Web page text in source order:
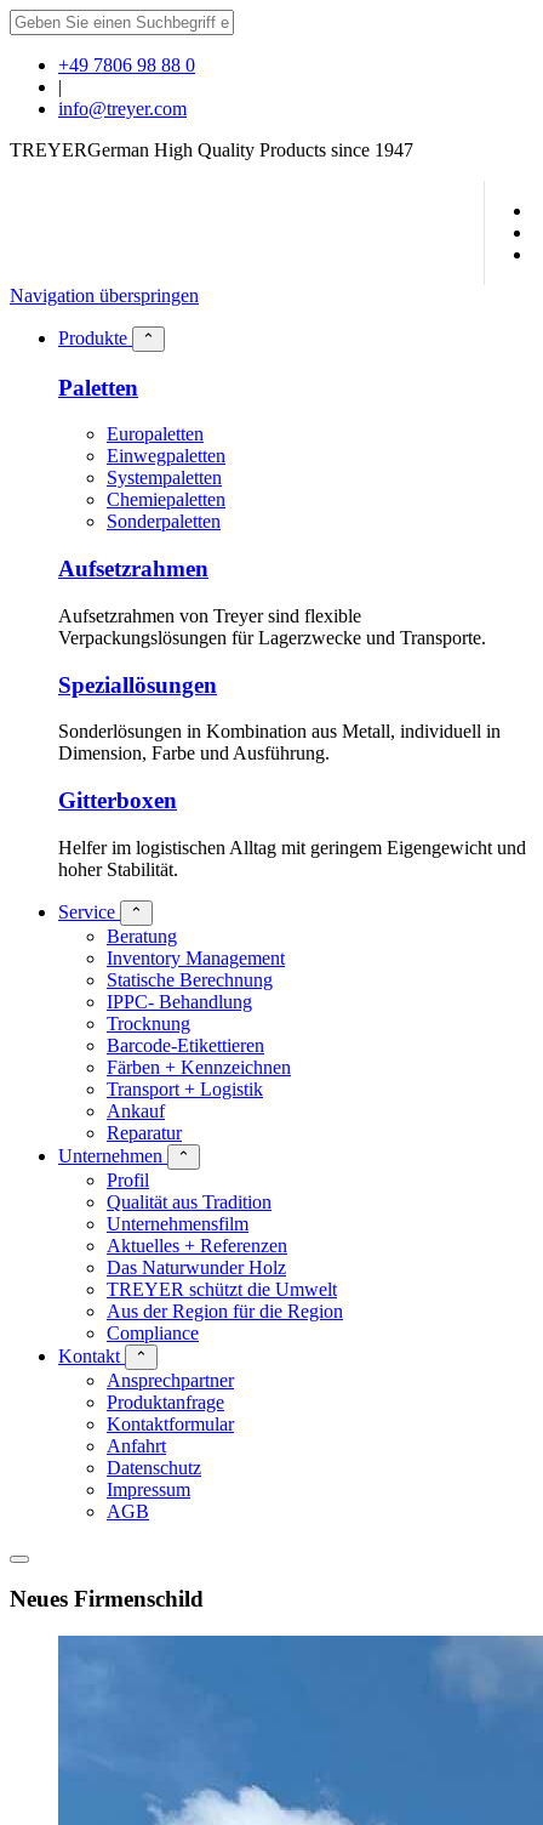
+49 7806 98 88 0
|
info@treyer.com
TREYERGerman High Quality Products since 1947
Navigation überspringen
Produkte ⌃
Paletten
Europaletten
Einwegpaletten
Systempaletten
Chemiepaletten
Sonderpaletten
Aufsetzrahmen
Aufsetzrahmen von Treyer sind flexible
Verpackungslösungen für Lagerzwecke und Transporte.
Speziallösungen
Sonderlösungen in Kombination aus Metall, individuell in
Dimension, Farbe und Ausführung.
Gitterboxen
Helfer im logistischen Alltag mit geringem Eigengewicht und
hoher Stabilität.
Service ⌃
Beratung
Inventory Management
Statische Berechnung
IPPC- Behandlung
Trocknung
Barcode-Etikettieren
Färben + Kennzeichnen
Transport + Logistik
Ankauf
Reparatur
Unternehmen
⌃
Profil
Qualität aus Tradition
Unternehmensfilm
Aktuelles + Referenzen
Das Naturwunder Holz
TREYER schützt die Umwelt
Aus der Region für die Region
Compliance
Kontakt
⌃
Ansprechpartner
Produktanfrage
Kontaktformular
Anfahrt
Datenschutz
Impressum
AGB
Neues Firmenschild